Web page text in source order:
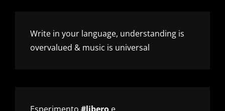
Write in your language, understanding is
overvalued & music is universal